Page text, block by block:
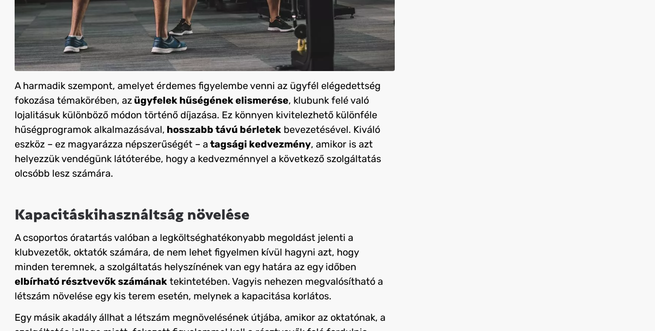
A harmadik szempont, amelyet érdemes figyelembe venni az ügyfél elégedettség
fokozása témakörében, az ügyfelek hűségének elismerése, klubunk felé való
lojalitásuk különböző módon történő díjazása. Ez könnyen kivitelezhető különféle
hűségprogramok alkalmazásával, hosszabb távú bérletek bevezetésével. Kiváló
eszköz – ez magyarázza népszerűségét – a tagsági kedvezmény, amikor is azt
helyezzük vendégünk látóterébe, hogy a kedvezménnyel a következő szolgáltatás
olcsóbb lesz számára.
Kapacitáskihasználtság növelése
A csoportos óratartás valóban a legköltséghatékonyabb megoldást jelenti a
klubvezetők, oktatók számára, de nem lehet figyelmen kívül hagyni azt, hogy
minden teremnek, a szolgáltatás helyszínének van egy határa az egy időben
elbírható résztvevők számának tekintetében. Vagyis nehezen megvalósítható a
létszám növelése egy kis terem esetén, melynek a kapacitása korlátos.
Egy másik akadály állhat a létszám megnövelésének útjába, amikor az oktatónak, a